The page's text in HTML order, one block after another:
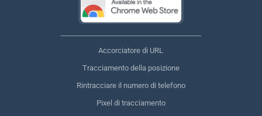
Accorciatore di URL
Tracciamento della posizione
Rintracciare il numero di telefono
Pixel di tracciamento